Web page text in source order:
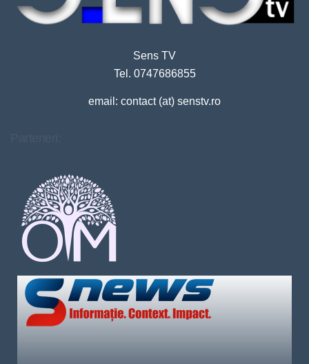
Sens TV
Tel. 0747686855
email: contact (at) senstv.ro